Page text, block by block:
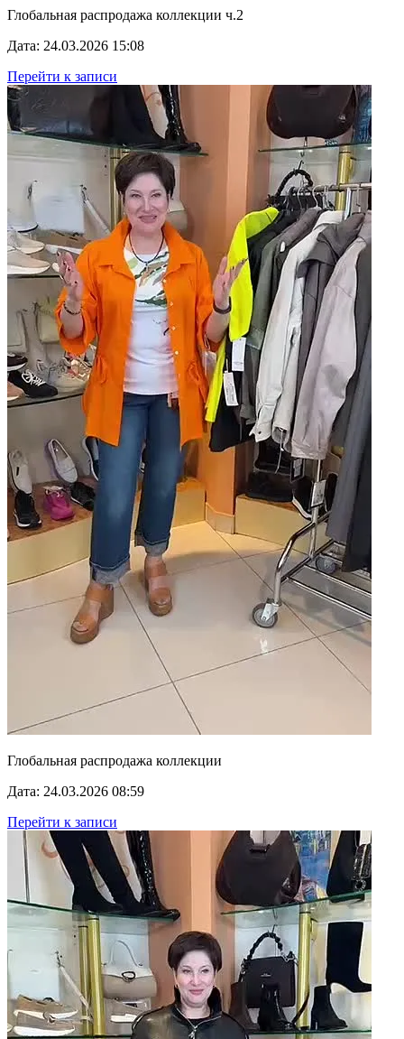
Глобальная распродажа коллекции ч.2
Дата: 24.03.2026 15:08
Перейти к записи
Глобальная распродажа коллекции
Дата: 24.03.2026 08:59
Перейти к записи